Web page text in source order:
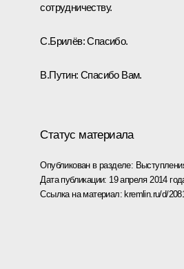
сотрудничеству.
С.Брилёв:Спасибо.
В.Путин: Спасибо Вам.
Статус материала
Опубликован в разделе:
Дата публикации: 19 апреля 2014
Ссылка на материал: kremlin.ru/d/